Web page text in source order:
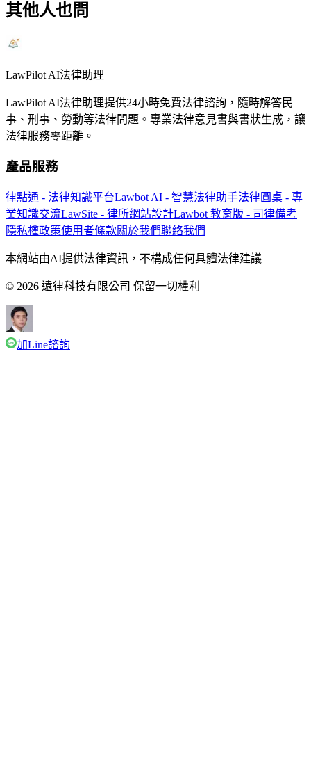
其他人也問
LawPilot AI法律助理
LawPilot AI法律助理提供24小時免費法律諮詢，隨時解答民
事、刑事、勞動等法律問題。專業法律意見書與書狀生成，讓
法律服務零距離。
產品服務
律點通 - 法律知識平台Lawbot AI - 智慧法律助手法律圓桌 - 專
業知識交流LawSite - 律所網站設計Lawbot 教育版 - 司律備考
隱私權政策使用者條款關於我們聯絡我們
本網站由AI提供法律資訊，不構成任何具體法律建議
© 2026 遠律科技有限公司 保留一切權利
加Line諮詢